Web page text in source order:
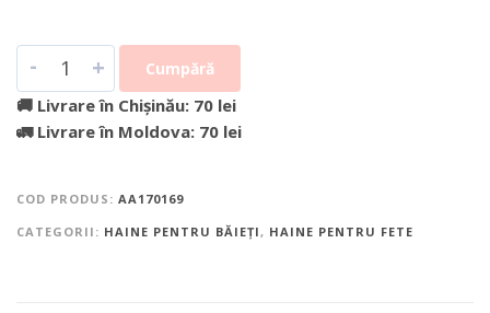
- + Cumpără
🚚 Livrare în Chișinău: 70 lei
🚛 Livrare în Moldova: 70 lei
COD PRODUS: AA170169
CATEGORII: HAINE PENTRU BĂIEȚI , HAINE PENTRU FETE